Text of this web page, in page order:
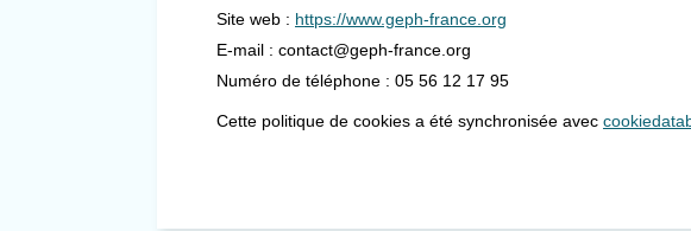
Site web : https://www.geph-france.org
E-mail : contact@geph-france.org
Numéro de téléphone : 05 56 12 17 95
Cette politique de cookies a été synchronisée avec